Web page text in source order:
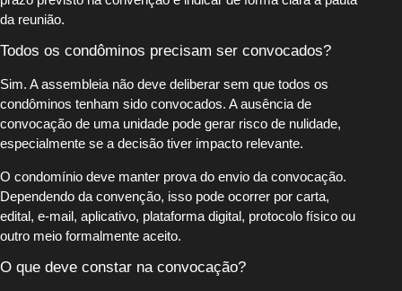
da reunião.
Todos os condôminos precisam ser convocados?
Sim. A assembleia não deve deliberar sem que todos os
condôminos tenham sido convocados. A ausência de
convocação de uma unidade pode gerar risco de nulidade,
especialmente se a decisão tiver impacto relevante.
O condomínio deve manter prova do envio da convocação.
Dependendo da convenção, isso pode ocorrer por carta,
edital, e-mail, aplicativo, plataforma digital, protocolo físico ou
outro meio formalmente aceito.
O que deve constar na convocação?